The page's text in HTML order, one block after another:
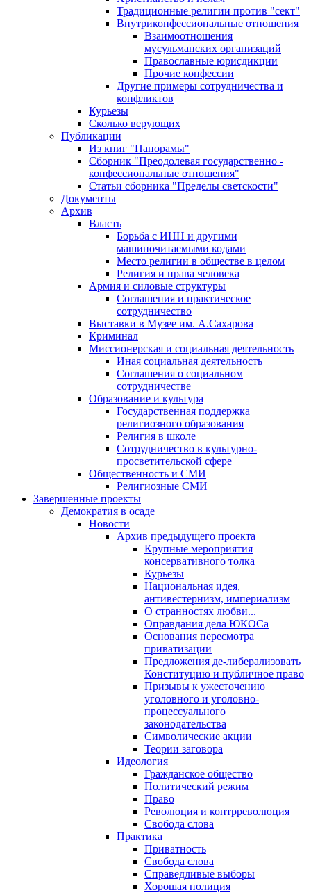
Традиционные религии против "сект"
Внутриконфессиональные отношения
Взаимоотношения
мусульманских организаций
Православные юрисдикции
Прочие конфессии
Другие примеры сотрудничества и
конфликтов
Курьезы
Сколько верующих
Публикации
Из книг "Панорамы"
Сборник "Преодолевая государственно -
конфессиональные отношения"
Статьи сборника "Пределы светскости"
Документы
Архив
Власть
Борьба с ИНН и другими
машиночитаемыми кодами
Место религии в обществе в целом
Религия и права человека
Армия и силовые структуры
Соглашения и практическое
сотрудничество
Выставки в Музее им. А.Сахарова
Криминал
Миссионерская и социальная деятельность
Иная социальная деятельность
Соглашения о социальном
сотрудничестве
Образование и культура
Государственная поддержка
религиозного образования
Религия в школе
Сотрудничество в культурно-
просветительской сфере
Общественность и СМИ
Религиозные СМИ
Завершенные проекты
Демократия в осаде
Новости
Архив предыдущего проекта
Крупные мероприятия
консервативного толка
Курьезы
Национальная идея,
антивестернизм, империализм
О странностях любви...
Оправдания дела ЮКОСа
Основания пересмотра
приватизации
Предложения де-либерализовать
Конституцию и публичное право
Призывы к ужесточению
уголовного и уголовно-
процессуального
законодательства
Символические акции
Теории заговора
Идеология
Гражданское общество
Политический режим
Право
Революция и контрреволюция
Свобода слова
Практика
Приватность
Свобода слова
Справедливые выборы
Хорошая полиция